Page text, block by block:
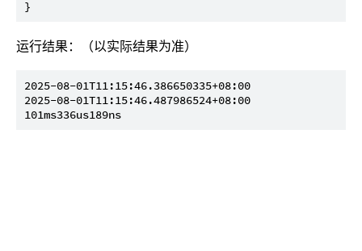
运行结果：（以实际结果为准）
2025-08-01T11:15:46.386650335+08:00
2025-08-01T11:15:46.487986524+08:00